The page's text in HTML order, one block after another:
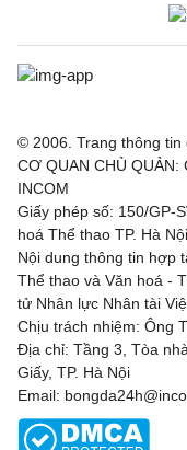
© 2006. Trang thông
CƠ QUAN CHỦ
INCOM
Giấy phép số: 150/GP-
hoá Thể thao TP. Hà Nội
Nội dung thông tin hợp
Thể thao và Văn hoá -
tử Nhân lực Nhân tài
Chịu trách nhiệm: Ông
Địa chỉ: Tầng 3, Tòa
Giấy, TP. Hà Nội
Email: